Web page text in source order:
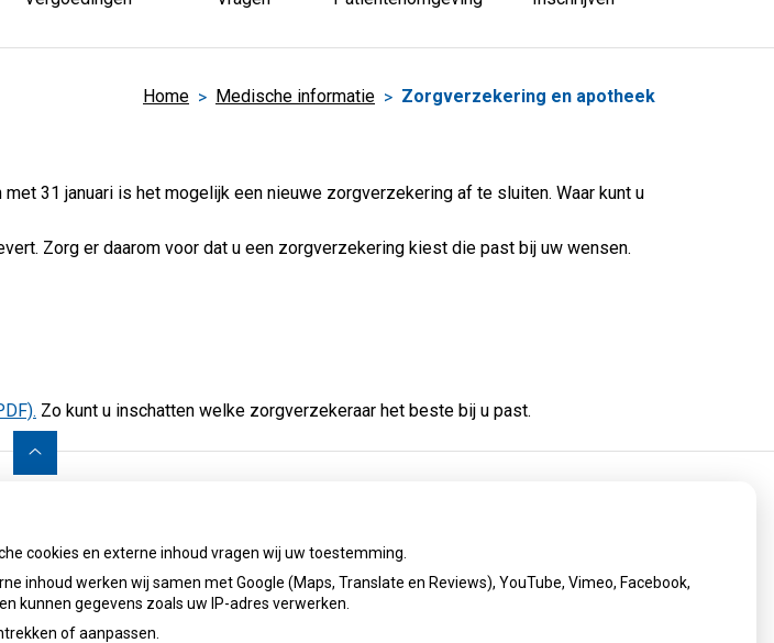
Home Medische informatie Zorgverzekering en apotheek
31 januari is het mogelijk een nieuwe zorgverzekering af te sluiten. Waar kunt u
Zorg er daarom voor dat u een zorgverzekering kiest die past bij uw wensen.
Zo kunt u inschatten welke zorgverzekeraar het beste bij u past.
cookies en externe inhoud vragen wij uw toestemming.
inhoud werken wij samen met Google (Maps, Translate en Reviews), YouTube, Vimeo, Facebook,
kunnen gegevens zoals uw IP-adres verwerken.
of aanpassen.